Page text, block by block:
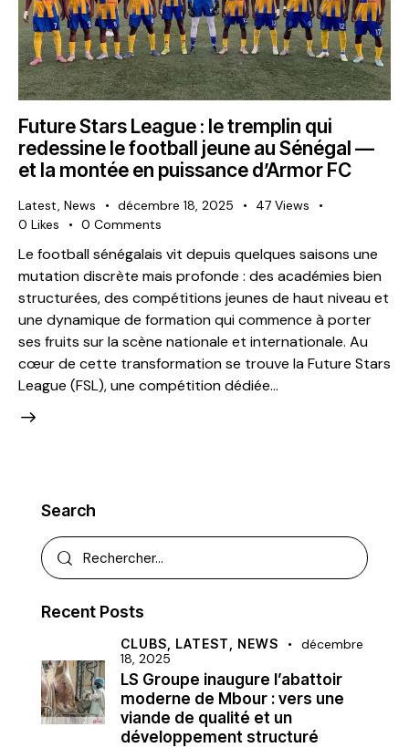
Future Stars League : le tremplin qui
redessine le football jeune au Sénégal —
et la montée en puissance d’Armor FC
Latest, News décembre 18, 2025 47 Views
0 Likes 0 Comments
Le football sénégalais vit depuis quelques saisons une
mutation discrète mais profonde : des académies bien
structurées, des compétitions jeunes de haut niveau et
une dynamique de formation qui commence à porter
ses fruits sur la scène nationale et internationale. Au
cœur de cette transformation se trouve la Future Stars
League (FSL), une compétition dédiée…
Search
Recent Posts
CLUBS, LATEST, NEWS
décembre
18, 2025
LS Groupe inaugure l’abattoir
moderne de Mbour : vers une
viande de qualité et un
développement structuré